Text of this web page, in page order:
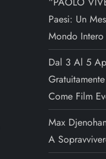
Paesi: Un
Mondo Intero
Dal 3 Al 5
Come Film
Max
A